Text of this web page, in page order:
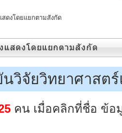
สดงโดยแยกตามสังกัด
วิจัยวิทยาศาสต
คน เมื่อคลิกที่ชื่อ ข้อ